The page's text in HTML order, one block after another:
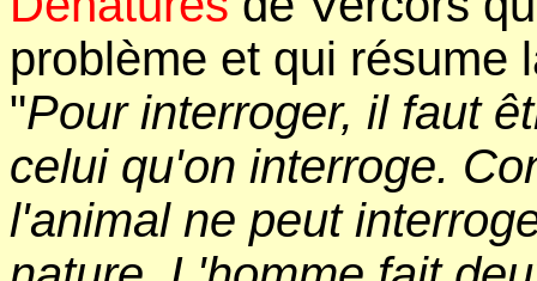
problème et qui résume
"Pour interroger, il faut
celui qu'on interroge.
l'animal ne peut